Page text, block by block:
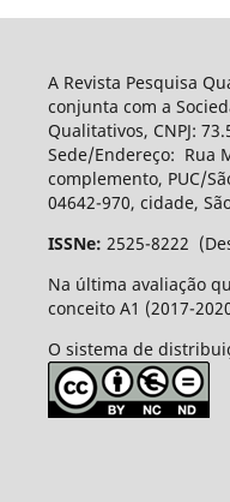
A Revista Pesquisa
conjunta com a
Qualitativos, CNPJ:
Sede/Endereço: Rua
complemento, PUC/
04642-970, cidade,
ISSNe: 2525-8222
Na última avaliação
conceito A1 (2017-
O sistema de